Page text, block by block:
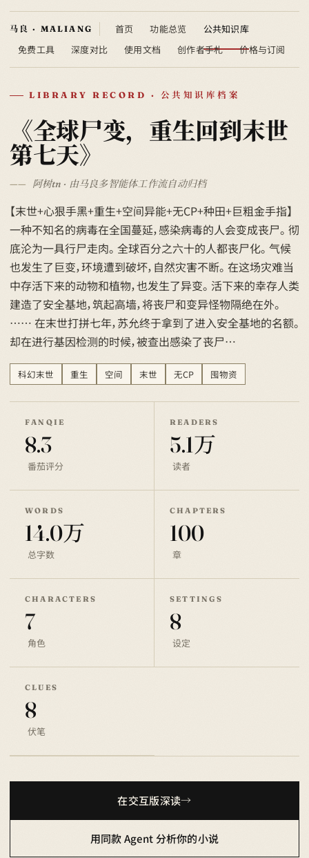
首页 功能总览
公共知识库
免费工具
深度对比 使用文档 创作者手札 价格与订阅
LIBRARY RECORD · 公共知识库档案
《全球尸变，重生回到末世
第七天》
阿树tn · 由马良多智能体工作流自动归档
【末世+心狠手黑+重生+空间异能+无CP+种田+巨粗金手指】
一种不知名的病毒在全国蔓延，感染病毒的人会变成丧尸。 彻
底沦为一具行尸走肉。 全球百分之六十的人都丧尸化。 气候
也发生了巨变，环境遭到破坏，自然灾害不断。 在这场灾难当
中存活下来的动物和植物，也发生了异变。 活下来的幸存人类
建造了安全基地，筑起高墙，将丧尸和变异怪物隔绝在外。
…… 在末世打拼七年，苏允终于拿到了进入安全基地的名额。
却在进行基因检测的时候，被查出感染了丧尸…
科幻末世 重生 空间 末世 无CP 囤物资
FANQIE
8.3
番茄评分
READERS
5.1万
读者
WORDS
14.0万
总字数
CHAPTERS
100
章
CHARACTERS
7
角色
SETTINGS
8
设定
CLUES
8
伏笔
在交互版深读
用同款 Agent 分析你的小说